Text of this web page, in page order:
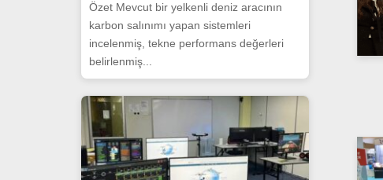
Özet Mevcut bir yelkenli deniz aracının
karbon salınımı yapan sistemleri
incelenmiş, tekne performans değerleri
belirlenmiş...